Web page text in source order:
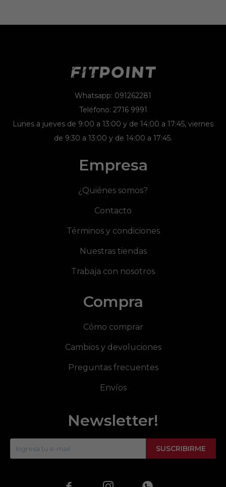
Whatsapp: 091262281
Teléfono: 2716 9991
Lunes a jueves de 9:00 a 13:00 y de 14:00 a 17:45, viernes
de 9:30 a 13:00 y de 14:00 a 17:45.
Empresa
¿Quiénes somos?
Contacto
Términos y condiciones
Nuestras tiendas
Trabaja con nosotros
Compra
Cómo comprar
Cambios y devoluciones
Preguntas frecuentes
Envíos
Newsletter!
SUSCRIBIRME